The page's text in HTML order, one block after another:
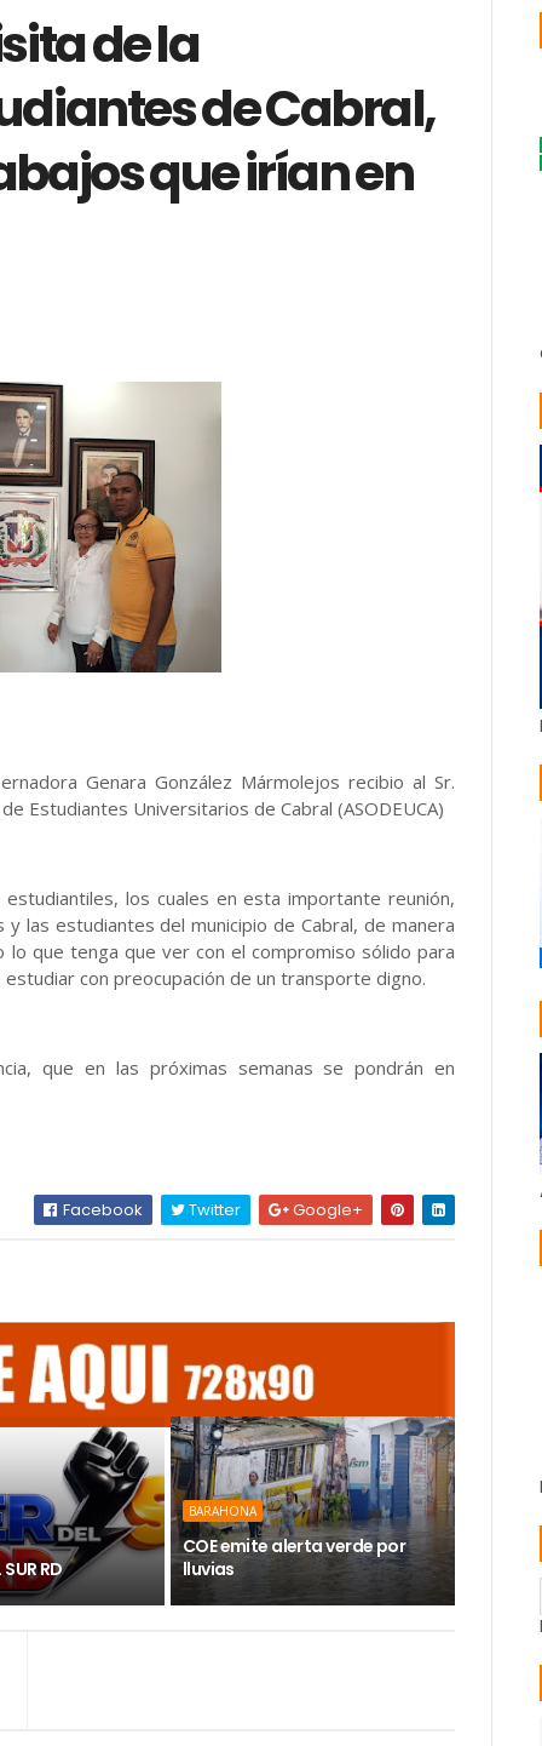
de la
de Cabral,
que irían en
Genara González Mármolejos recibio al Sr.
Estudiantes Universitarios de Cabral (ASODEUCA)
los cuales en esta importante reunión,
las estudiantes del municipio de Cabral, de manera
que tenga que ver con el compromiso sólido para
con preocupación de un transporte digno.
que en las próximas semanas se pondrán en
Facebook Twitter Google+
SUR RD
BARAHONA
COE emite alerta verde por
lluvias